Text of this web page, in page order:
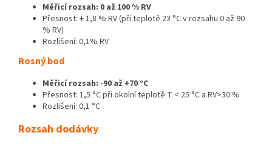
Měřicí rozsah: 0 až 100 % RV
Přesnost: ± 1,8 % RV (při teplotě 23 °C v rozsahu 0 až 90
% RV)
Rozlišení: 0,1% RV
Rosný bod
Měřicí rozsah: -90 až +70 °C
Přesnost: 1,5 °C při okolní teplotě T < 25 °C a RV>30 %
Rozlišení: 0,1 °C
Rozsah dodávky